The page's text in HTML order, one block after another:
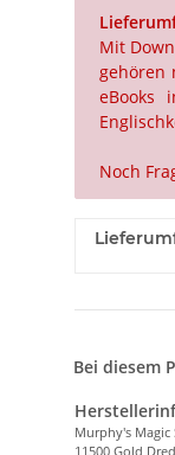
Mit
gehören
eBooks
Noch
Bei diesem
Murphy's Magic
11500 Gold